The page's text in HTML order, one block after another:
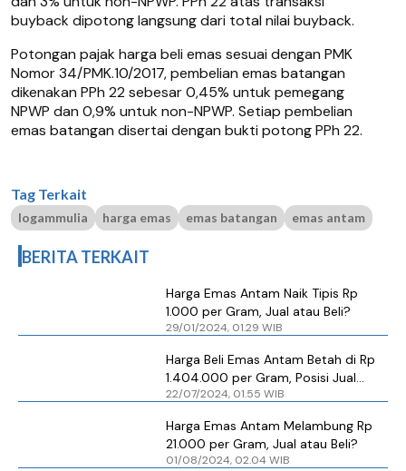
buyback dipotong langsung dari total nilai buyback.
Potongan pajak harga beli emas sesuai dengan PMK
Nomor 34/PMK.10/2017, pembelian emas batangan
dikenakan PPh 22 sebesar 0,45% untuk pemegang
NPWP dan 0,9% untuk non-NPWP. Setiap pembelian
emas batangan disertai dengan bukti potong PPh 22.
Tag Terkait
logammulia harga emas emas batangan emas antam
BERITA TERKAIT
Harga Emas Antam Naik Tipis Rp
1.000 per Gram, Jual atau Beli?
29/01/2024, 01.29 WIB
Harga Beli Emas Antam Betah di Rp
1.404.000 per Gram, Posisi Jual
Turun Tipis
22/07/2024, 01.55 WIB
Harga Emas Antam Melambung Rp
21.000 per Gram, Jual atau Beli?
01/08/2024, 02.04 WIB